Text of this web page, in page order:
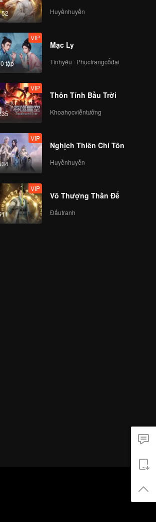
Huyềnhuyễn
tập
VIP
Mạc Ly
Tìnhyêu · Phụctrangcổđại
VIP
Thôn Tính Bầu Trời
Khoahọcviễntưởng
VIP
Nghịch Thiên Chí Tôn
Huyềnhuyễn
VIP
Vô Thượng Thần Đế
Đấutranh